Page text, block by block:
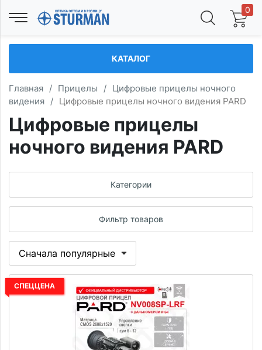
0
КАТАЛОГ
Главная / Прицелы / Цифровые прицелы ночного
видения / Цифровые прицелы ночного видения PARD
Цифровые прицелы
ночного видения PARD
Категории
Фильтр товаров
СПЕЦЦЕНА